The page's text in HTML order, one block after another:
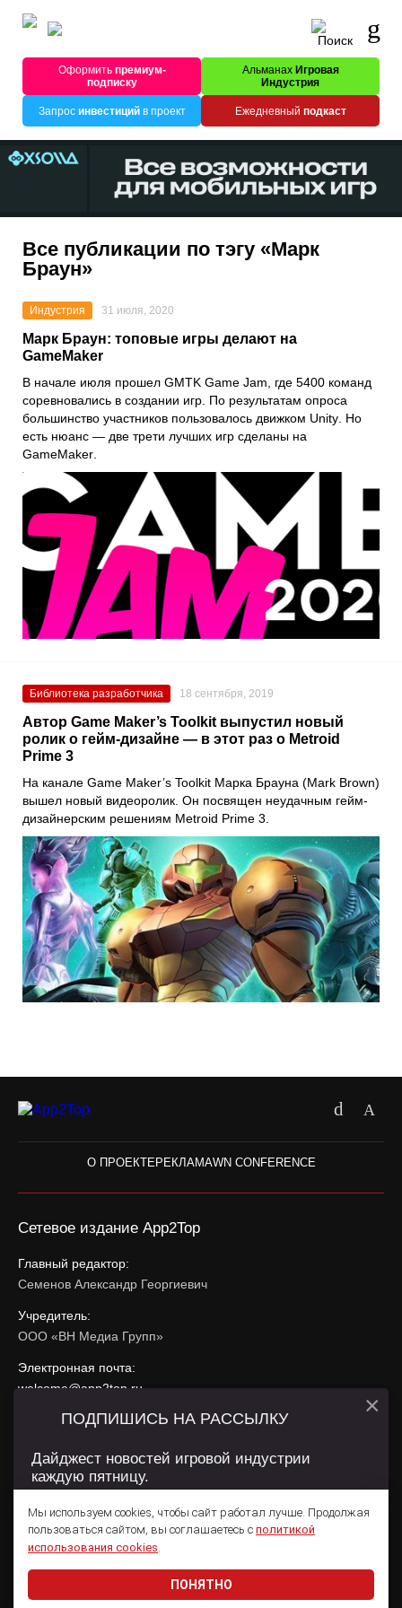
Оформитьпремиум-
подписку
Альманах Игровая
Индустрия
Запрос инвестицийв проект Ежедневный подкаст
Все публикации по тэгу «Марк
Браун»
Индустрия 31 июля, 2020
Марк Браун: топовые игры делают на
GameMaker
В начале июля прошел GMTK Game Jam , где 5400 команд
соревновались в создании игр. По результатам опроса
большинство участников пользовалось движком Unity . Но
есть нюанс — две трети лучших игр сделаны на
GameMaker
Библиотека разработчика 18 сентября, 2019
Автор Game Maker’s Toolkit выпустил новый
ролик о гейм-дизайне — в этот раз о Metroid
Prime 3
На канале Game Maker’s Toolkit Марка Брауна (Mark Brown)
вышел новый видеоролик. Он посвящен неудачным гейм-
дизайнерским решениям Metroid Prime 3.
О ПРОЕКТЕРЕКЛАМАWN CONFERENCE
Сетевое издание App2Top
Главный редактор:
Семенов Александр Георгиевич
Учредитель:
ООО «ВН Медиа Групп»
Электронная почта:
welcome@app2top.ru
При использовании материалов активная ссылка на
Сайт использует IP адреса, cookie, данные геолокации
использования содержатся вПолитике конфиденциальностии
Пользовательском соглашении .
© 2011 — 2026 App2Top 16+
Мы используем cookies, чтобы сайт работал лучше. Продолжая
пользоваться сайтом, вы соглашаетесь с политикой
использования cookies.
ПОНЯТНО
ПОДПИШИСЬ НА РАССЫЛКУ
Дайджест новостей игровой индустрии
каждую пятницу.
Даю согласие на обработкуперсональных данных
×